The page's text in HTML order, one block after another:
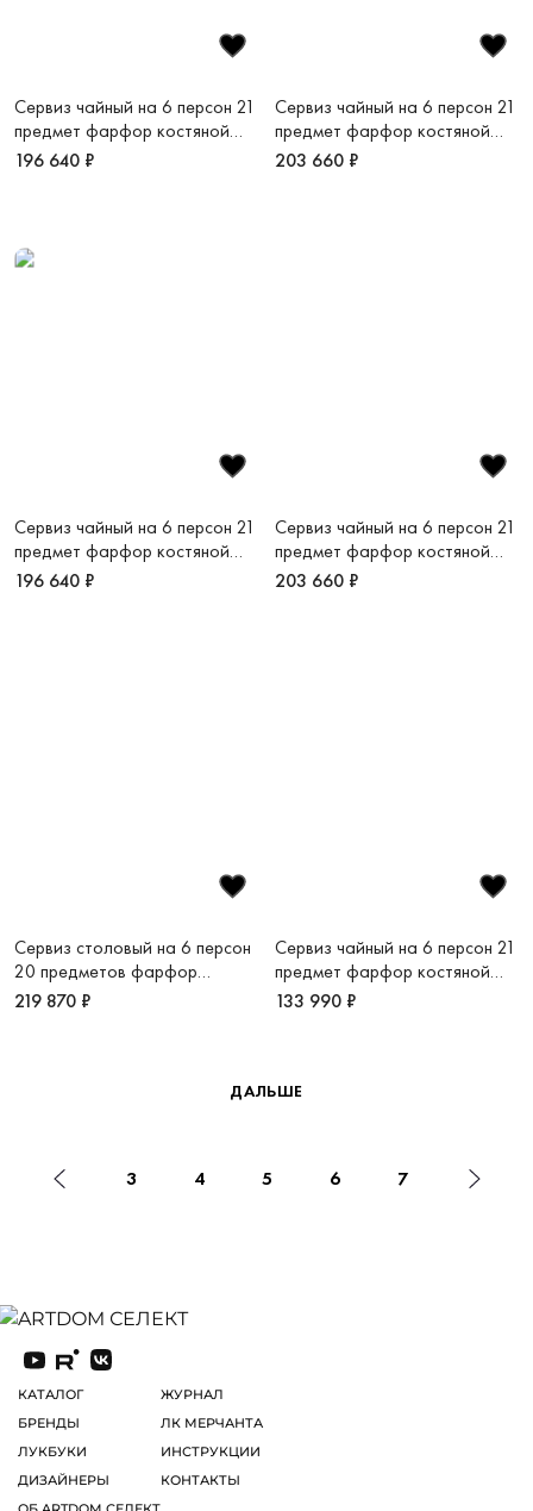
Сервиз чайный на 6 персон 21
предмет фарфор костяной
Платиновый дуэт
196 640 ₽
Сервиз чайный на 6 персон 21
предмет фарфор костяной
Платиновая монета
203 660 ₽
Сервиз чайный на 6 персон 21
предмет фарфор костяной
Золотой дуэт
196 640 ₽
Сервиз чайный на 6 персон 21
предмет фарфор костяной
Золотая монета
203 660 ₽
Сервиз столовый на 6 персон
20 предметов фарфор
костяной Платиновый дуэт
219 870 ₽
Сервиз чайный на 6 персон 21
предмет фарфор костяной
Рошель
133 990 ₽
ДАЛЬШЕ
3 4 5 6 7
КАТАЛОГ
БРЕНДЫ
ЛУКБУКИ
ДИЗАЙНЕРЫ
ЖУРНАЛ
ЛК МЕРЧАНТА
ИНСТРУКЦИИ
КОНТАКТЫ